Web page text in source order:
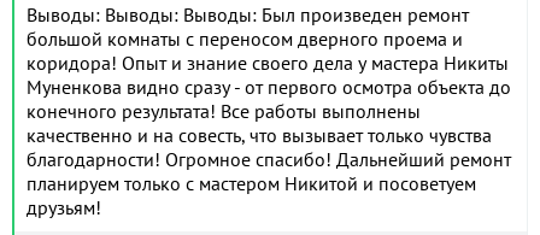
Выводы: Выводы: Выводы: Был произведен ремонт
большой комнаты с переносом дверного проема и
коридора! Опыт и знание своего дела у мастера Никиты
Муненкова видно сразу - от первого осмотра объекта до
конечного результата! Все работы выполнены
качественно и на совесть, что вызывает только чувства
благодарности! Огромное спасибо! Дальнейший ремонт
планируем только с мастером Никитой и посоветуем
друзьям!